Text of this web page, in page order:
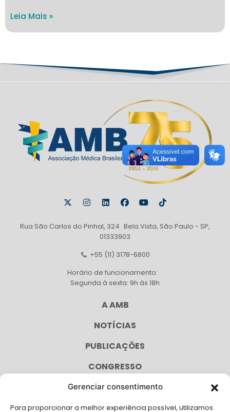
Gerenciar consentimento
Para proporcionar a melhor experiência possível, utilizamos
Leia Mais »
Rua São Carlos do Pinhal, 324 Bela Vista, São Paulo - SP,
01333903
+55 (11) 3178-6800
Horário de funcionamento:
Segunda à sexta: 9h às 18h
A AMB
NOTÍCIAS
PUBLICAÇÕES
CONGRESSO
AGENDA